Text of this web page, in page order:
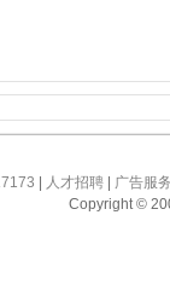
人才招聘
广告服
Copyright ©